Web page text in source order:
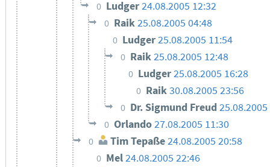
0 Ludger24.08.2005 12:32
0 Raik25.08.2005 04:48
0 Ludger25.08.2005 11:54
0 Raik25.08.2005 12:48
0 Ludger25.08.2005 16:28
0 Raik30.08.2005 23:56
0 Dr. Sigmund Freud
0 Orlando27.08.2005 11:30
0 Tim Tepaße24.08.2005 20:58
0 Mel24.08.2005 22:46